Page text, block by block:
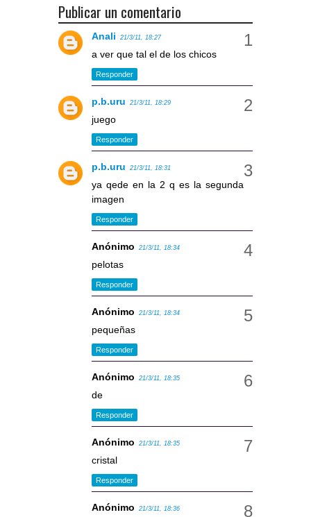
Publicar un comentario
Anali 21/3/11, 18:27
a ver que tal el de los chicos
Responder
p.b.uru 21/3/11, 18:29
juego
Responder
p.b.uru 21/3/11, 18:31
ya qede en la 2 q es la segunda
imagen
Responder
Anónimo 21/3/11, 18:34
pelotas
Responder
Anónimo 21/3/11, 18:34
pequeñas
Responder
Anónimo 21/3/11, 18:35
de
Responder
Anónimo 21/3/11, 18:35
cristal
Responder
Anónimo 21/3/11, 18:36